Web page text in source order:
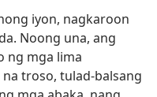
iyon, nagkaroon
Noong una, ang
ng mga lima
troso, tulad-balsang